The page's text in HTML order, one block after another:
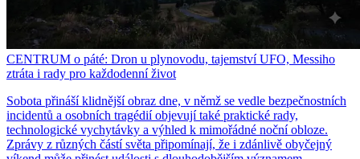
CENTRUM o páté: Dron u plynovodu, tajemství UFO, Messiho
ztráta i rady pro každodenní život
Sobota přináší klidnější obraz dne, v němž se vedle bezpečnostních
incidentů a osobních tragédií objevují také praktické rady,
technologické vychytávky a výhled k mimořádné noční obloze.
Zprávy z různých částí světa připomínají, že i zdánlivě obyčejný